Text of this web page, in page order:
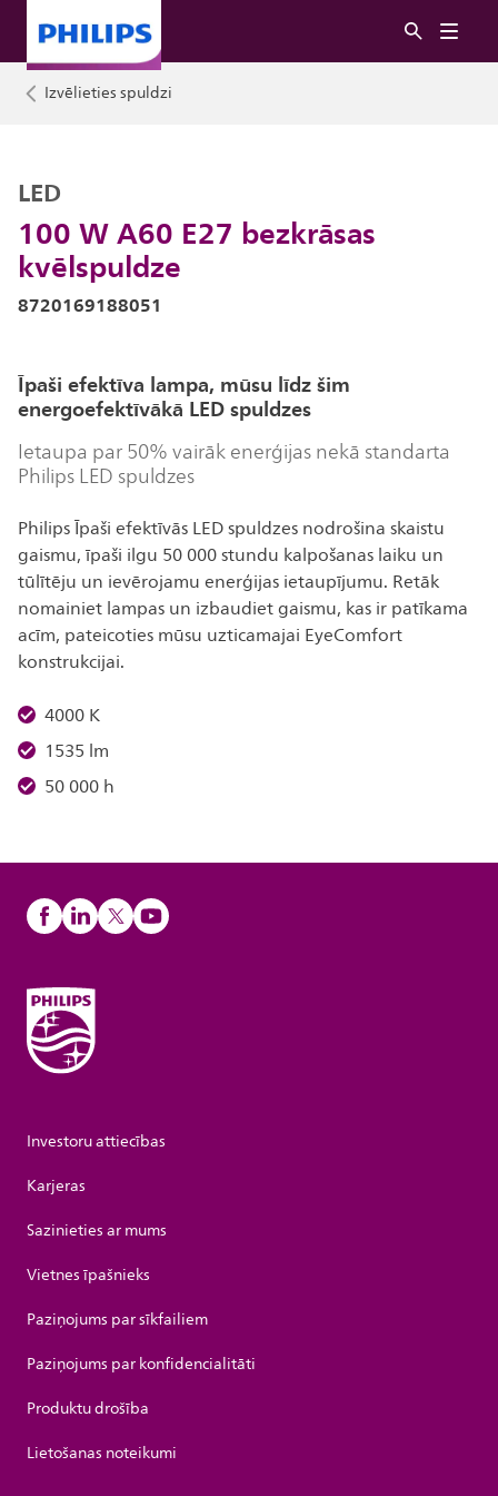
Izvēlieties spuldzi
100 W A60 E27 bezkrāsas
kvēlspuldze
LED
8720169188051
Īpaši efektīva lampa, mūsu līdz šim
energoefektīvākā LED spuldzes
Ietaupa par 50% vairāk enerģijas nekā standarta
Philips LED spuldzes
Philips Īpaši efektīvās LED spuldzes nodrošina skaistu
gaismu, īpaši ilgu 50 000 stundu kalpošanas laiku un
tūlītēju un ievērojamu enerģijas ietaupījumu. Retāk
nomainiet lampas un izbaudiet gaismu, kas ir patīkama
acīm, pateicoties mūsu uzticamajai EyeComfort
konstrukcijai.
4000 K
1535 lm
50 000 h
Investoru attiecības
Karjeras
Sazinieties ar mums
Vietnes īpašnieks
Paziņojums par sīkfailiem
Paziņojums par konfidencialitāti
Produktu drošība
Lietošanas noteikumi